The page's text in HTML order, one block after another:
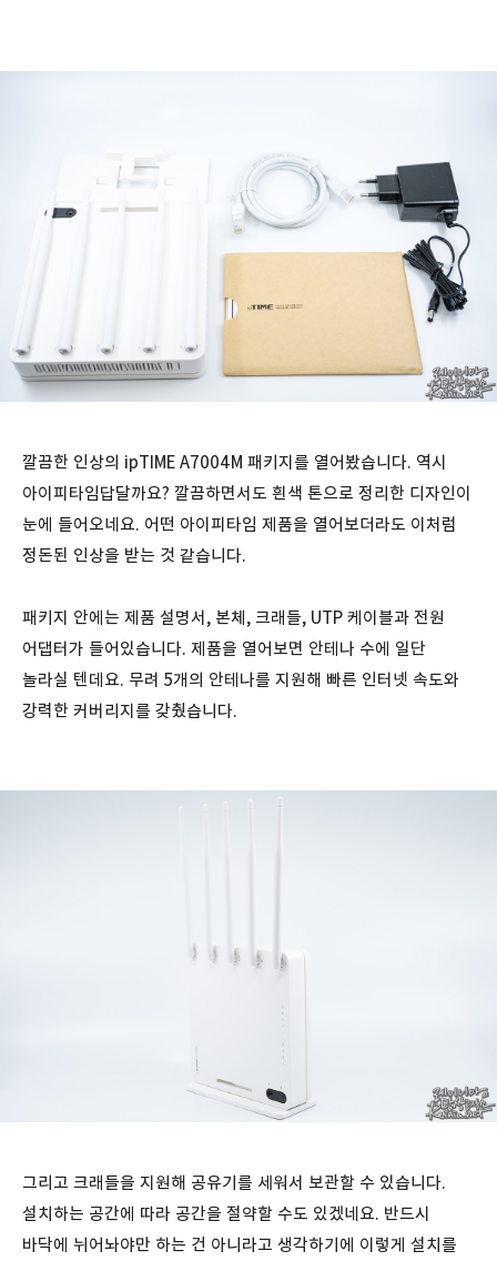
깔끔한 인상의 ipTIME A7004M 패키지를 열어봤습니다. 역시
아이피타임답달까요? 깔끔하면서도 흰색 톤으로 정리한 디자인이
눈에 들어오네요. 어떤 아이피타임 제품을 열어보더라도 이처럼
정돈된 인상을 받는 것 같습니다.
패키지 안에는 제품 설명서, 본체, 크래들, UTP 케이블과 전원
어댑터가 들어있습니다. 제품을 열어보면 안테나 수에 일단
놀라실 텐데요. 무려 5개의 안테나를 지원해 빠른 인터넷 속도와
강력한 커버리지를 갖췄습니다.
그리고 크래들을 지원해 공유기를 세워서 보관할 수 있습니다.
설치하는 공간에 따라 공간을 절약할 수도 있겠네요. 반드시
바닥에 뉘어놔야만 하는 건 아니라고 생각하기에 이렇게 설치를